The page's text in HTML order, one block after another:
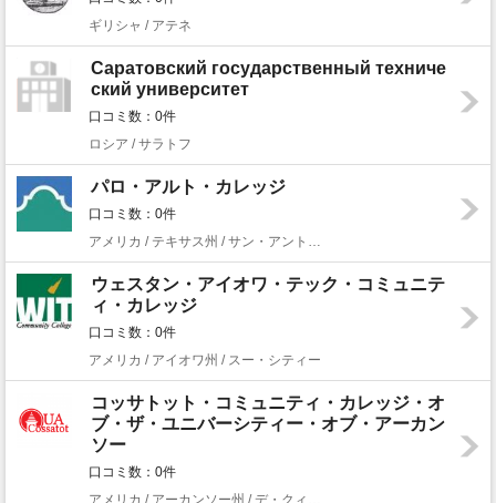
ギリシャ / アテネ
Саратовский государственный техниче
ский университет
口コミ数：0件
ロシア / サラトフ
パロ・アルト・カレッジ
口コミ数：0件
アメリカ / テキサス州 / サン・アントニオ
ウェスタン・アイオワ・テック・コミュニテ
ィ・カレッジ
口コミ数：0件
アメリカ / アイオワ州 / スー・シティー
コッサトット・コミュニティ・カレッジ・オ
ブ・ザ・ユニバーシティー・オブ・アーカン
ソー
口コミ数：0件
アメリカ / アーカンソー州 / デ・クィーン